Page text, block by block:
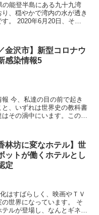
能登半島にある九十九湾
、穏やかで湾内の水が透き
。 2020年6月20日、その
金沢市】新型コロナウ
感染情報5
今、私達の目の前で起き
、いずれは世界史の教科書
その渦中にいます。この細
林坊に変なホテル】世
ットが働くホテルとし
定
はすばらしく、映画やＴＶ
世界になっています。 そ
ルが登場し、なんとギネス